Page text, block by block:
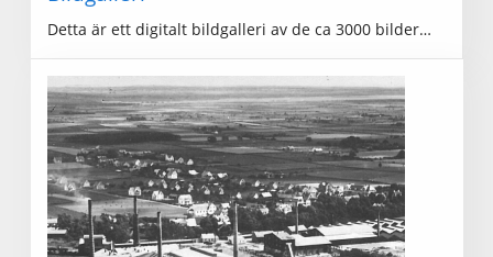
Detta är ett digitalt bildgalleri av de ca 3000 bilder…